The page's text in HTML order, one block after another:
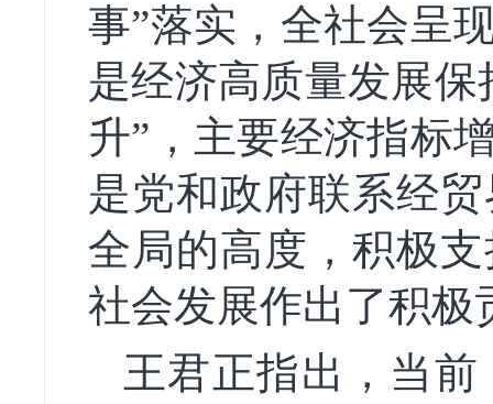
事”落实，全社会呈
是经济高质量发展
升”，主要经济指标
是党和政府联系经
全局的高度，积极
社会发展作出了积极
王君正指出，当